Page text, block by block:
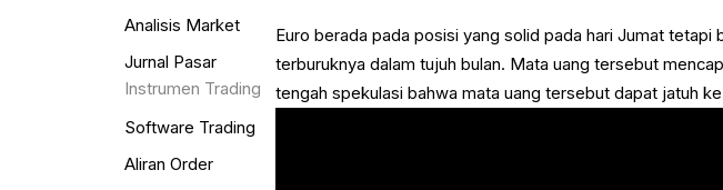
Analisis Market
Jurnal Pasar
Instrumen Trading
Software Trading
Aliran Order
Euro berada pada posisi yang solid pada hari Jumat tetapi
terburuknya dalam tujuh bulan. Mata uang tersebut
tengah spekulasi bahwa mata uang tersebut dapat jatuh